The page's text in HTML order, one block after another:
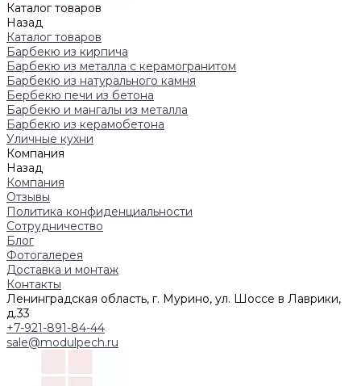
Каталог товаров
Назад
Каталог товаров
Барбекю из кирпича
Барбекю из металла с керамогранитом
Барбекю из натурального камня
Бербекю печи из бетона
Барбекю и мангалы из металла
Барбекю из керамобетона
Уличные кухни
Компания
Назад
Компания
Отзывы
Политика конфиденциальности
Сотрудничество
Блог
Фотогалерея
Доставка и монтаж
Контакты
Ленинградская область, г. Мурино, ул. Шоссе в Лаврики,
д.33
+7-921-891-84-44
sale@modulpech.ru